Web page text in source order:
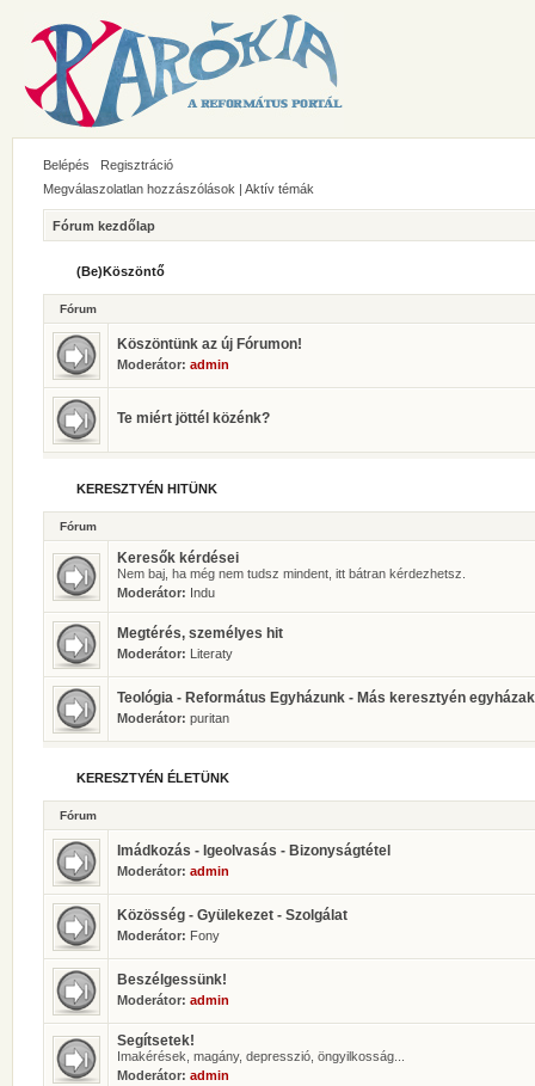
Belépés
Regisztráció
Megválaszolatlan hozzászólások | Aktív témák
Fórum kezdőlap
(Be)Köszöntő
Fórum
Köszöntünk az új Fórumon!
Moderátor: admin
Te miért jöttél közénk?
KERESZTYÉN HITÜNK
Fórum
Keresők kérdései
Nem baj, ha még nem tudsz mindent, itt bátran kérdezhetsz.
Moderátor: Indu
Megtérés, személyes hit
Moderátor: Literaty
Teológia - Református Egyházunk - Más keresztyén egyházak
Moderátor: puritan
KERESZTYÉN ÉLETÜNK
Fórum
Imádkozás - Igeolvasás - Bizonyságtétel
Moderátor: admin
Közösség - Gyülekezet - Szolgálat
Moderátor: Fony
Beszélgessünk!
Moderátor: admin
Segítsetek!
Imakérések, magány, depresszió, öngyilkosság...
Moderátor: admin